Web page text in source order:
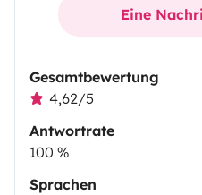
Eine
Gesamtbewertung
4,62/5
Antwortrate
100 %
Sprachen